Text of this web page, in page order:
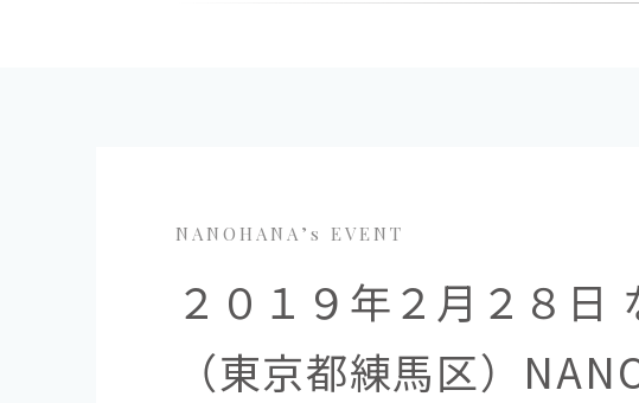
NANOHANA’s EVENT
２０１９年２月２８日
（東京都練馬区）